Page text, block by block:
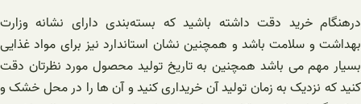
درهنگام خرید دقت داشته باشید که بسته‌بندی دارای نشانه وزارت
بهداشت و سلامت باشد و همچنین نشان استاندارد نیز برای مواد غذایی
بسیار مهم می باشد همچنین به تاریخ تولید محصول مورد نظرتان دقت
کنید که نزدیک به زمان تولید آن خریداری کنید و آن ها را در محل خشک و